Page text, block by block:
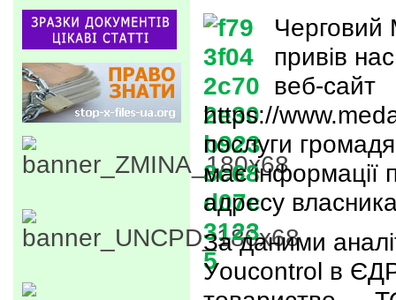
Черговий
привів
веб-сайт
https://
послуги
має інформації
адресу
За даними
Уoucontrol в